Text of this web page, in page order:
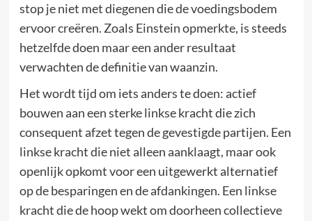
stop je niet met diegenen die de voedingsbodem
ervoor creëren. Zoals Einstein opmerkte, is steeds
hetzelfde doen maar een ander resultaat
verwachten de definitie van waanzin.
Het wordt tijd om iets anders te doen: actief
bouwen aan een sterke linkse kracht die zich
consequent afzet tegen de gevestigde partijen. Een
linkse kracht die niet alleen aanklaagt, maar ook
openlijk opkomt voor een uitgewerkt alternatief
op de besparingen en de afdankingen. Een linkse
kracht die de hoop wekt om doorheen collectieve